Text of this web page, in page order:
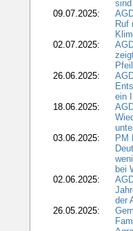
09.07.2025:
Ruf
02.07.2025:
26.06.2025:
ein
18.06.2025:
03.06.2025:
PM
bei
02.06.2025:
der
26.05.2025: